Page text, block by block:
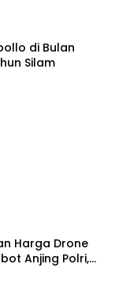
di Bulan
Silam
Harga Drone
Anjing Polri,